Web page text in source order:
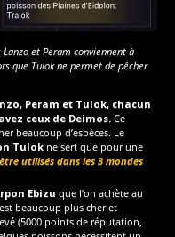
Lanzo et Peram conviennent à
que Tulok ne permet de pêcher
Peram et Tulok, chacun
ceux de Deimos. Ce
beaucoup d’espèces. Le
Tulok ne sert que pour une
utilisés dans les 3 mondes
Ebizu que l’on achète au
beaucoup plus cher et
(5000 points de réputation,